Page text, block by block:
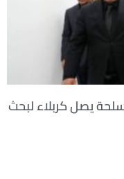
يصل كربلاء لبحث